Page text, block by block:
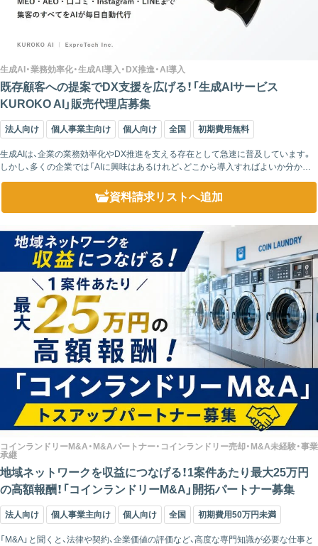
生成AI・業務効率化・生成AI導入・DX推進・AI導入
既存顧客への提案でDX支援を広げる！「生成AIサービス
KUROKO AI」販売代理店募集
法人向け 個人事業主向け 個人向け 全国 初期費用無料
生成AIは、企業の業務効率化やDX推進を支える存在として急速に普及しています。
しかし、多くの企業では「AIに興味はあるけれど、どこから導入すればよいか分から
ない」という課題を抱えています。そのため、導入をサポートできるパートナーへの
資料請求リストへ追加
コインランドリーM&A・M&Aパートナー・コインランドリー売却・M&A未経験・事業
承継
地域ネットワークを収益につなげる！1案件あたり最大25万円
の高額報酬！「コインランドリーM&A」開拓パートナー募集
法人向け 個人事業主向け 個人向け 全国 初期費用50万円未満
「M&A」と聞くと、法律や契約、企業価値の評価など、高度な専門知識が必要な仕事と